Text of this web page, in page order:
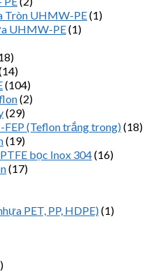
Tròn UHMW-PE(1)
UHMW-PE(1)
(104)
(2)
(29)
FEP (Teflon trắng trong)(18)
(19)
bọc Inox 304(16)
(17)
PET, PP, HDPE)(1)